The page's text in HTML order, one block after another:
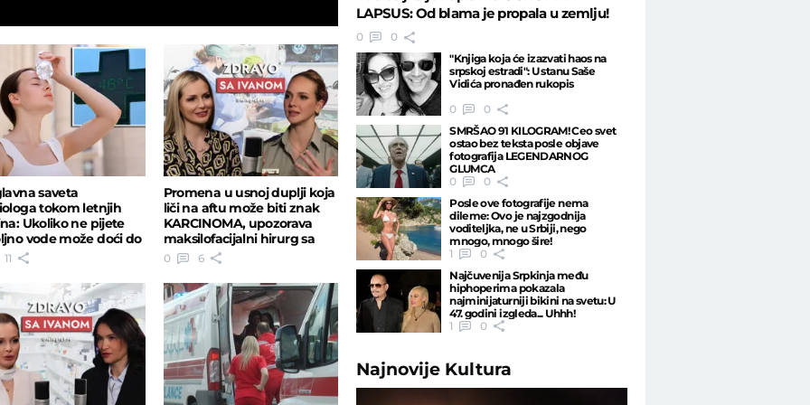
LAPSUS: Od blama je propala u zemlju!
0
0
"Knjiga koja će izazvati haos na
srpskoj estradi": U stanu Saše
Vidića pronađen rukopis
0
0
SMRŠAO 91 KILOGRAM! Ceo svet
ostao bez teksta posle objave
fotografija LEGENDARNOG
GLUMCA
0
0
Posle ove fotografije nema
dileme: Ovo je najzgodnija
voditeljka, ne u Srbiji, nego
mnogo, mnogo šire!
1
0
Najčuvenija Srpkinja među
hiphoperima pokazala
najminijaturniji bikini na svetu: U
47. godini izgleda... Uhhh!
1
0
Najnovije Kultura
insekata!
saveta
tokom letnjih
Ukoliko ne pijete
vode može doći do
problema
11
Promena u usnoj duplji koja
liči na aftu može biti znak
KARCINOMA, upozorava
maksilofacijalni hirurg sa
VMA
0 6